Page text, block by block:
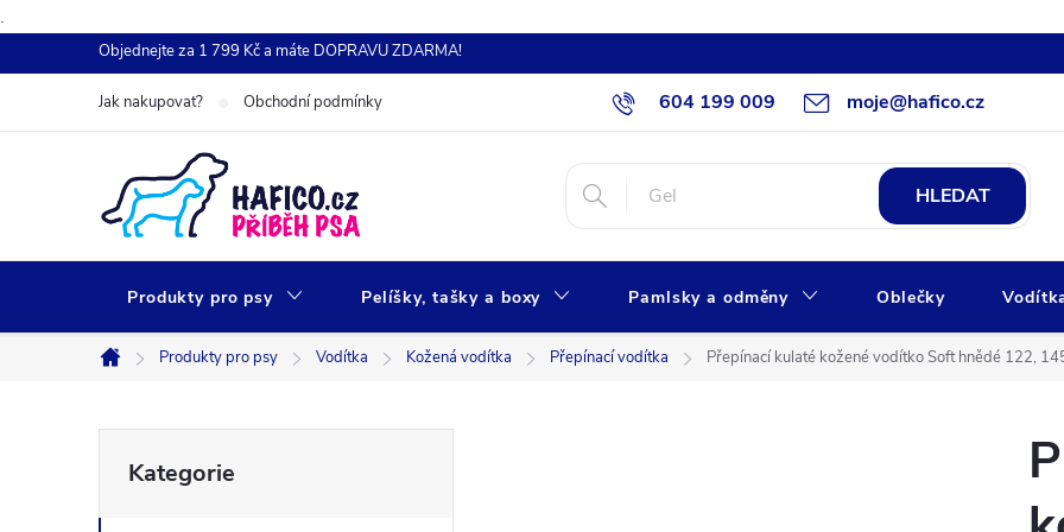
.
na
Objednejte za 1 799 Kč a máte DOPRAVU ZDARMA!
604 199 009 moje@hafico.cz
Jak nakupovat? Obchodní podmínky
HLEDAT
Produkty pro psy Pelíšky, tašky a boxy Pamlsky a odměny Oblečky
Domů
Produkty pro psy Vodítka Kožená vodítka Přepínací vodítka Přepínací kulaté kožené vodítko Soft hnědé 122,
o
kategorie
Kategorie